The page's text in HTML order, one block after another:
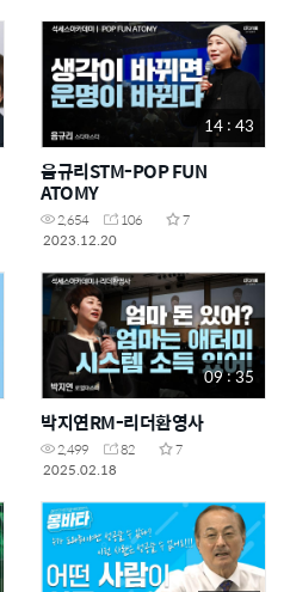
14 : 43
음규리STM-POP FUN
ATOMY
2,654 106
7
2023.12.20
09 : 35
박지연RM-리더환영사
2,499 82
7
2025.02.18